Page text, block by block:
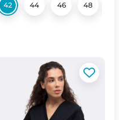
52
42 44 46 48